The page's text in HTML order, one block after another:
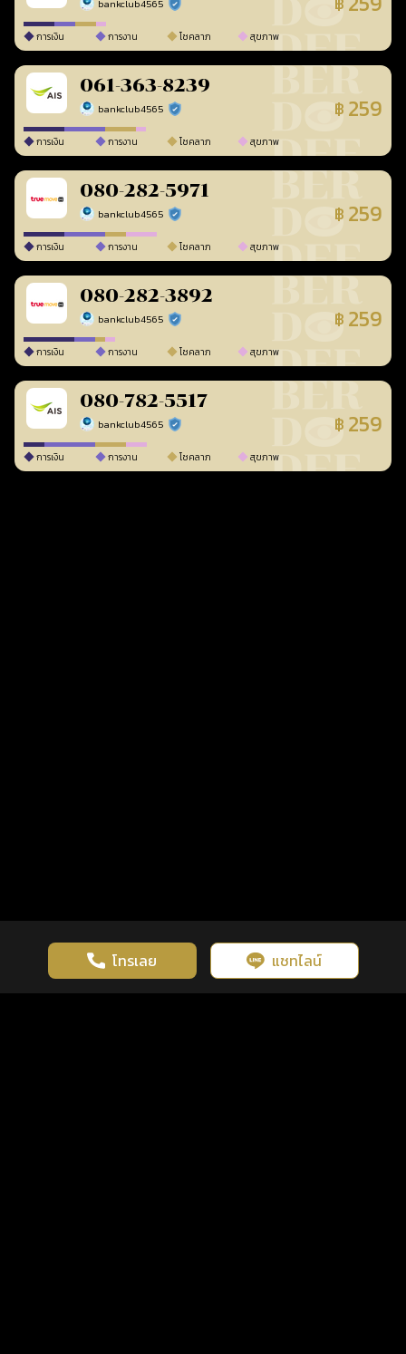
bankclub4565 ร้านยืนยันแล้ว
การเงิน การงาน โชคลาภ สุขภาพ
061-363-8239
bankclub4565 ร้านยืนยันแล้ว ฿ 259
การเงิน การงาน โชคลาภ สุขภาพ
080-282-5971
bankclub4565 ร้านยืนยันแล้ว ฿ 259
การเงิน การงาน โชคลาภ สุขภาพ
080-282-3892
bankclub4565 ร้านยืนยันแล้ว ฿ 259
การเงิน การงาน โชคลาภ สุขภาพ
080-782-5517
bankclub4565 ร้านยืนยันแล้ว ฿ 259
การเงิน การงาน โชคลาภ สุขภาพ
โทรเลย แชทไลน์
เว็บไซต์นี้มีการใช้งานคุกกี้ เพื่อเพิ่มประสิทธิภาพและประสบการณ์ที่ดี
ในการใช้งานเว็บไซต์ นโยบายความเป็นส่วนตัว
รู้ก่อน พร้อมกว่า ทุกจังหวะชีวิต คลิกดูดวงฟรี